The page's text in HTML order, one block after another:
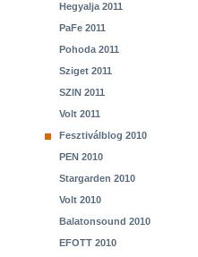
Hegyalja 2011
PaFe 2011
Pohoda 2011
Sziget 2011
SZIN 2011
Volt 2011
Fesztiválblog 2010
PEN 2010
Stargarden 2010
Volt 2010
Balatonsound 2010
EFOTT 2010